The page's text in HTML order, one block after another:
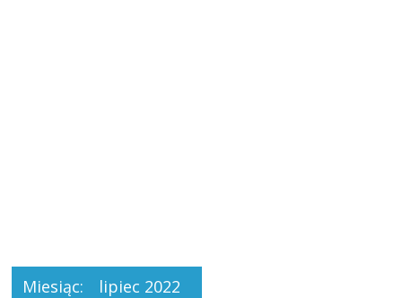
Miesiąc: lipiec 2022